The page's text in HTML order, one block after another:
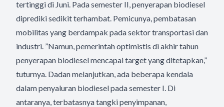
tertinggi di Juni. Pada semester II, penyerapan biodiesel
diprediki sedikit terhambat. Pemicunya, pembatasan
mobilitas yang berdampak pada sektor transportasi dan
industri. ’’Namun, pemerintah optimistis di akhir tahun
penyerapan biodiesel mencapai target yang ditetapkan,’’
tuturnya. Dadan melanjutkan, ada beberapa kendala
dalam penyaluran biodiesel pada semester I. Di
antaranya, terbatasnya tangki penyimpanan,